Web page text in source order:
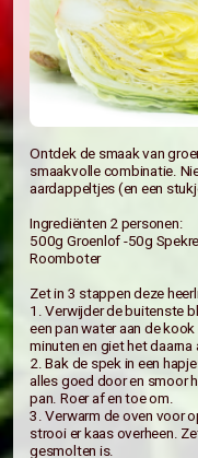
Ontdek de smaak
smaakvolle
aardappeltjes (en
Ingrediënten 2
500g Groenlof -50g
Roomboter